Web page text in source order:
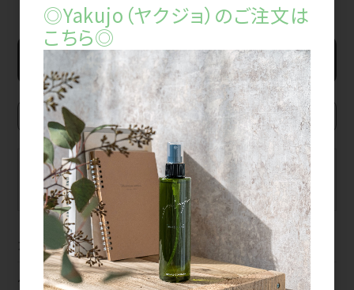
新規会員登録
BRAND
ブランドから探す
MAKER
メーカーから探す
カテゴリから探す
ヘアカラー
◎Yakujo（ヤクジョ）のご注文は
こちら◎